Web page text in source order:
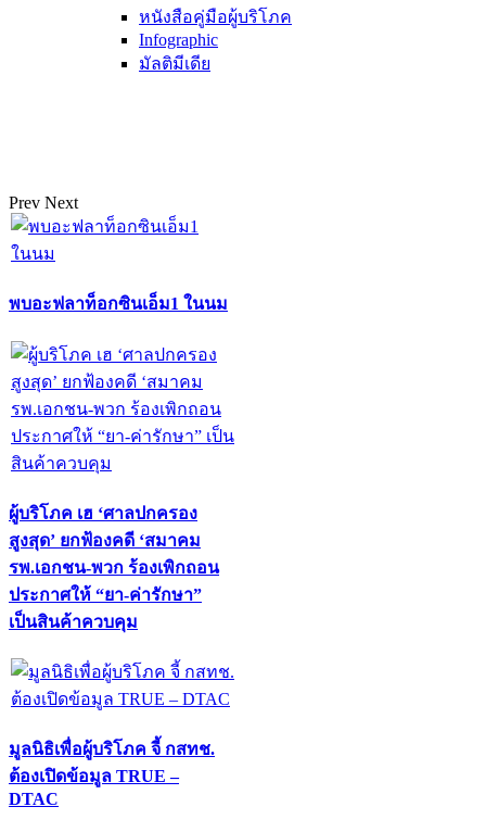
หนังสือคู่มือผู้บริโภค
Infographic
มัลติมีเดีย
Prev Next
พบอะฟลาท็อกซินเอ็ม1 ในนม
ผู้บริโภค เฮ ‘ศาลปกครอง
สูงสุด’ ยกฟ้องคดี ‘สมาคม
รพ.เอกชน-พวก ร้องเพิกถอน
ประกาศให้ “ยา-ค่ารักษา”
เป็นสินค้าควบคุม
มูลนิธิเพื่อผู้บริโภค จี้ กสทช.
ต้องเปิดข้อมูล TRUE –
DTAC